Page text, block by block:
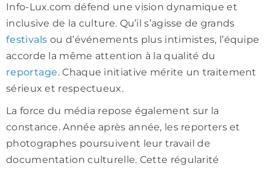
Info-Lux.com défend une vision dynamique et
inclusive de la culture. Qu’il s’agisse de grands
festivals ou d’événements plus intimistes, l’équipe
accorde la même attention à la qualité du
reportage. Chaque initiative mérite un traitement
sérieux et respectueux.
La force du média repose également sur la
constance. Année après année, les reporters et
photographes poursuivent leur travail de
documentation culturelle. Cette régularité